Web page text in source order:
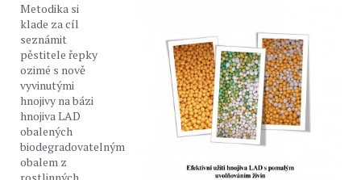
Metodika si
klade za cíl
seznámit
pěstitele řepky
ozimé s nově
vyvinutými
hnojivy na bázi
hnojiva LAD
obalených
biodegradovatelným
obalem z